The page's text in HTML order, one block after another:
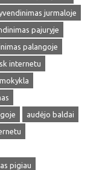
jurmaloje
pajuryje
palangoje
internetu
audėjo baldai
pigiau